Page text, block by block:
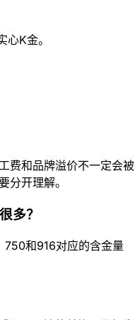
K金。
费和品牌溢价不一定会被
分开理解。
多？
和916对应的含金量